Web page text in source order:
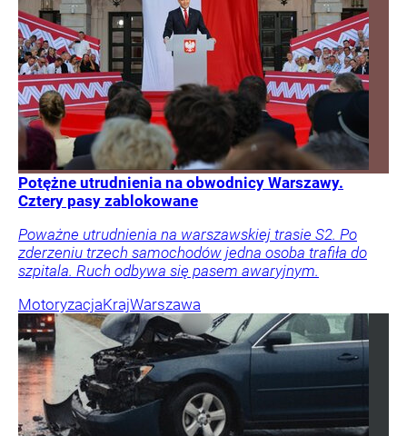
Potężne utrudnienia na obwodnicy Warszawy.
Cztery pasy zablokowane
Poważne utrudnienia na warszawskiej trasie S2. Po
zderzeniu trzech samochodów jedna osoba trafiła do
szpitala. Ruch odbywa się pasem awaryjnym.
MotoryzacjaKrajWarszawa